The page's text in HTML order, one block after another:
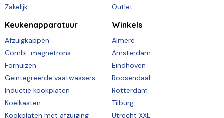
Zakelijk
Outlet
Keukenapparatuur
Afzuigkappen
Combi-magnetrons
Fornuizen
Geïntegreerde vaatwassers
Inductie kookplaten
Koelkasten
Kookplaten met afzuiging
Winkels
Almere
Amsterdam
Eindhoven
Roosendaal
Rotterdam
Tilburg
Utrecht XXL